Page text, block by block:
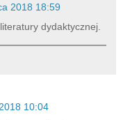
2018 18:59
dydaktycznej.
10:04